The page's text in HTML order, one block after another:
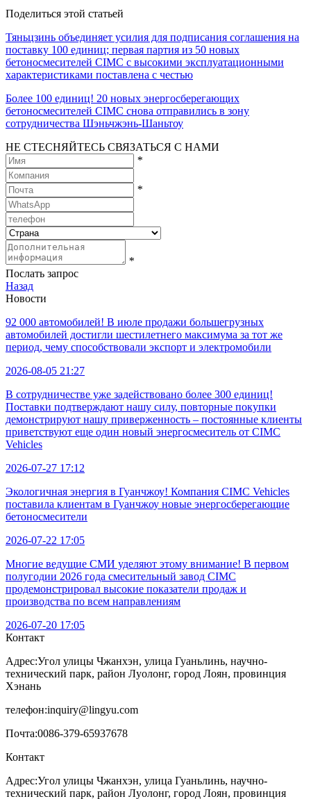
Поделиться этой статьей
Тяньцзинь объединяет усилия для подписания соглашения на
поставку 100 единиц; первая партия из 50 новых
бетоносмесителей CIMC с высокими эксплуатационными
характеристиками поставлена ​​с честью
Более 100 единиц! 20 новых энергосберегающих
бетоносмесителей CIMC снова отправились в зону
сотрудничества Шэньчжэнь-Шаньтоу
НЕ СТЕСНЯЙТЕСЬ СВЯЗАТЬСЯ С НАМИ
*
*
*
Послать запрос
Назад
Новости
92 000 автомобилей! В июле продажи большегрузных
автомобилей достигли шестилетнего максимума за тот же
период, чему способствовали экспорт и электромобили
2026-08-05 21:27
В сотрудничестве уже задействовано более 300 единиц!
Поставки подтверждают нашу силу, повторные покупки
демонстрируют нашу приверженность – постоянные клиенты
приветствуют еще один новый энергосмеситель от CIMC
Vehicles
2026-07-27 17:12
Экологичная энергия в Гуанчжоу! Компания CIMC Vehicles
поставила клиентам в Гуанчжоу новые энергосберегающие
бетоносмесители
2026-07-22 17:05
Многие ведущие СМИ уделяют этому внимание! В первом
полугодии 2026 года смесительный завод CIMC
продемонстрировал высокие показатели продаж и
производства по всем направлениям
2026-07-20 17:05
Контакт
Адрес:Угол улицы Чжанхэн, улица Гуаньлинь, научно-
технический парк, район Луолонг, город Лоян, провинция
Хэнань
телефон:inquiry@lingyu.com
Почта:0086-379-65937678
Контакт
Адрес:Угол улицы Чжанхэн, улица Гуаньлинь, научно-
технический парк, район Луолонг, город Лоян, провинция